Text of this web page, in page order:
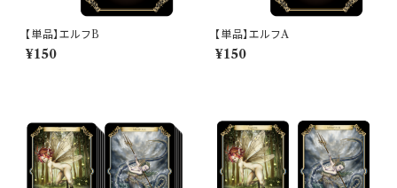
【単品】エルフB
¥150
【単品】エルフA
¥150